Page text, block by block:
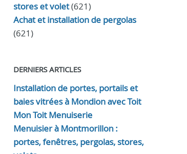
stores et volet(621)
Achat et installation de pergolas
(621)
DERNIERS ARTICLES
Installation de portes, portails et
baies vitrées à Mondion avec Toit
Mon Toit Menuiserie
Menuisier à Montmorillon :
portes, fenêtres, pergolas, stores,